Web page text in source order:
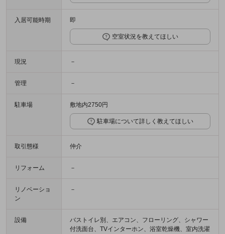
入居可能時期 即
空室状況を教えてほしい
現況 －
管理 －
駐車場 敷地内2750円
駐車場について詳しく教えてほしい
取引態様 仲介
リフォーム －
リノベーショ
ン
－
設備
バストイレ別、エアコン、フローリング、シャワー
付洗面台、TVインターホン、浴室乾燥機、室内洗濯